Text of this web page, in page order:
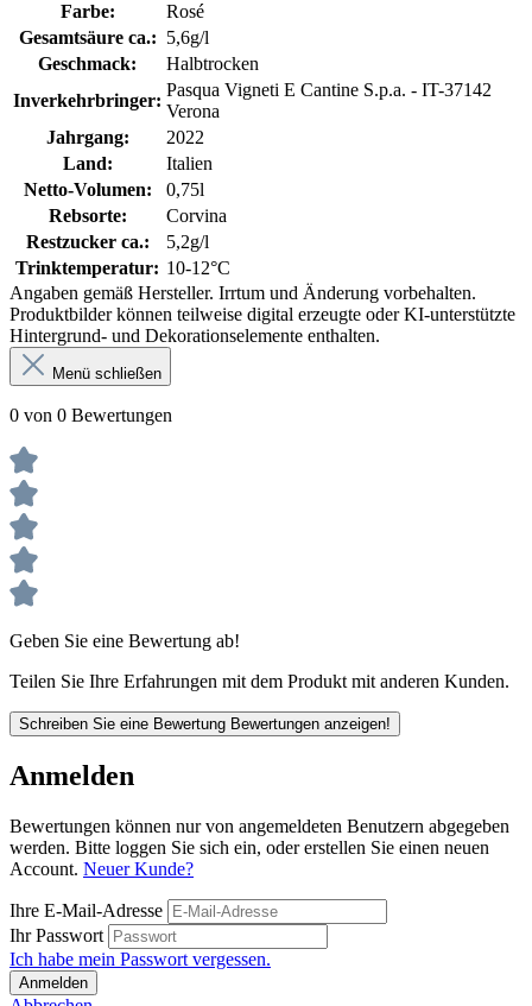
Farbe:
Rosé
Gesamtsäure ca.: 5,6g/l
Geschmack:
Halbtrocken
Inverkehrbringer:
Pasqua Vigneti E Cantine S.p.a. - IT-37142
Verona
Jahrgang:
2022
Land:
Italien
Netto-Volumen:
0,75l
Rebsorte:
Corvina
Restzucker ca.:
5,2g/l
Trinktemperatur: 10-12°C
Angaben gemäß Hersteller. Irrtum und Änderung vorbehalten.
Produktbilder können teilweise digital erzeugte oder KI-unterstützte
Hintergrund- und Dekorationselemente enthalten.
Menü schließen
0 von 0 Bewertungen
Geben Sie eine Bewertung ab!
Teilen Sie Ihre Erfahrungen mit dem Produkt mit anderen Kunden.
Schreiben Sie eine Bewertung Bewertungen anzeigen!
Anmelden
Bewertungen können nur von angemeldeten Benutzern abgegeben
werden. Bitte loggen Sie sich ein, oder erstellen Sie einen neuen
Account. Neuer Kunde?
Ihre E-Mail-Adresse
Ihr Passwort
Ich habe mein Passwort vergessen.
Anmelden